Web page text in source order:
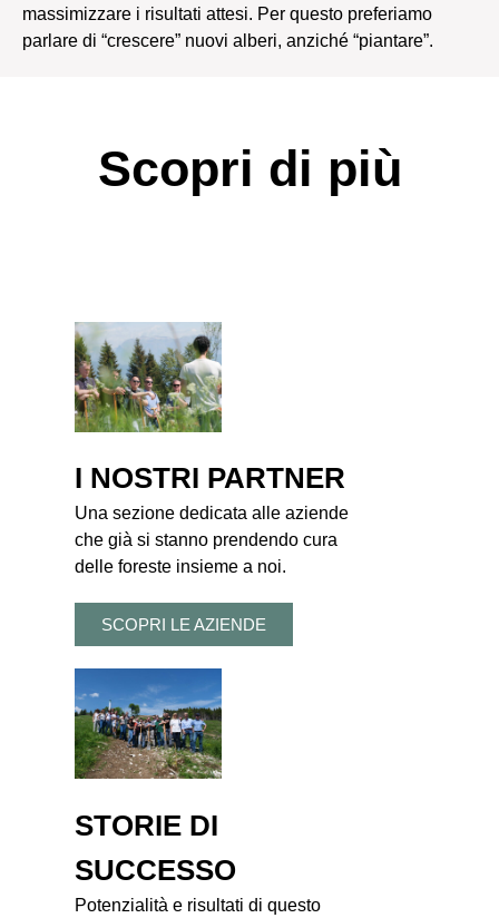
massimizzare i risultati attesi. Per questo preferiamo
parlare di “crescere” nuovi alberi, anziché “piantare”.
Scopri di più
I NOSTRI PARTNER
Una sezione dedicata alle aziende
che già si stanno prendendo cura
delle foreste insieme a noi.
SCOPRI LE AZIENDE
STORIE DI
SUCCESSO
Potenzialità e risultati di questo